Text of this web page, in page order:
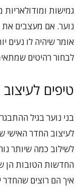
גמישות ומודולאריות
נוער. אם מעצבים
אומר שיהיה לו נעים
לבחור רהיטים
טיפים
בני נוער בגיל
לעיצוב החדר האישי
לשילוב כמה שיותר
החדשות הטובות הן
איך הם רוצים שהחדר